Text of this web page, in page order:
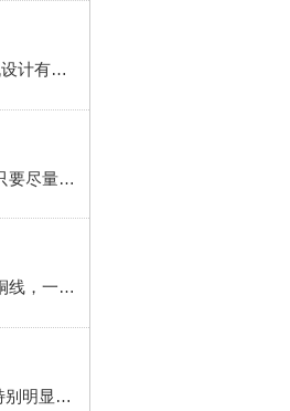
1 新买的蓝牙耳机用起来就有滋滋滋的杂音可以通过：换一个耳机、尝试换线、减少穿毛衣类衣物、售后解决，详细介绍如下：1、耳机设计有问题，在本底噪声的处理上做得不够好，加上一般耳塞单元的灵敏度比较高，就造成了可闻的电流声，换个耳机即可解决。2、扭动线的各部分而保持耳机不动，如果杂音随着线的扭动而...
1 方法一：在使用蓝牙耳机时，观察你的周围是否有人在打电或存在较强的电磁场干扰，若有，则会引起蓝牙耳机有电流声，这时，你只要尽量远离这种区域则可解决蓝牙耳机产生的电流声了。2 方法二：蓝牙耳机电流声的产生可能是由于你耳机内太脏有杂物，此时，你需要检查蓝牙耳机内是否有杂物，若有，需要对其进行清洁，...
带声波的物品干扰：换个地方尝试。6 机箱接地，消除静电电脑有静电。用手接触电脑机箱的铁质部分——如果电流声消失：就把一段铜线，一端接电脑后面的螺丝上，一端接地。7 从新启动手机/设备手机开了插件或开了音效软件：耳机在别的设备上进行尝试——若没有滋滋声——重新启动原来的设备尝试。
蓝牙耳机 方法/步骤 1 蓝牙耳机中会普遍存在底噪，在低端蓝牙耳机中，由于受成本限制，在电路设计，元件选用上存在缺陷，底噪会特别明显。这种耳机的话，只能通过降低耳机音量，提高手机音量来减低信噪比，从而减小电流声，或者干脆换一个好点的蓝牙耳机。2 排除底噪因素后，电流声还有可能是静电造成的。比如冬天穿化纤...